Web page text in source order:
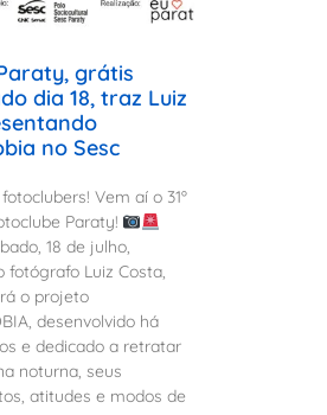
grátis
dia 18, traz Luiz
no Sesc
Vem aí o 31º
Paraty!
18 de julho,
fotógrafo Luiz Costa,
o projeto
desenvolvido há
e dedicado a retratar
noturna, seus
atitudes e modos de